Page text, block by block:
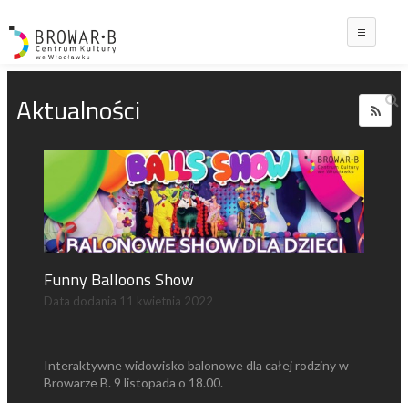
Aktualności
Funny Balloons Show
Data dodania 11 kwietnia 2022
Interaktywne widowisko balonowe dla całej rodziny w
Browarze B. 9 listopada o 18.00.